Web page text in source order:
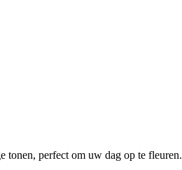
tonen, perfect om uw dag op te fleuren.